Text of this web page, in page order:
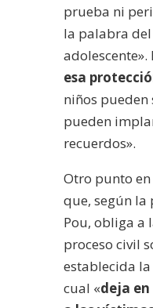
prueba ni
la palabra
adolescente».
esa
niños pueden
pueden
recuerdos».
Otro punto
que, según la
Pou, obliga a
proceso civil
establecida
cual «deja